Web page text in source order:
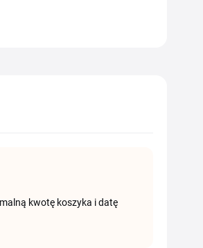
kwotę koszyka i datę